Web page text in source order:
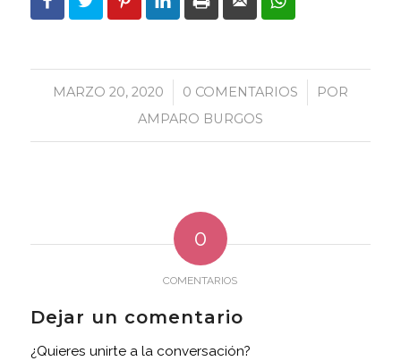
MARZO 20, 2020
/ 0 COMENTARIOS
/
POR
AMPARO BURGOS
0
COMENTARIOS
Dejar un comentario
¿Quieres unirte a la conversación?